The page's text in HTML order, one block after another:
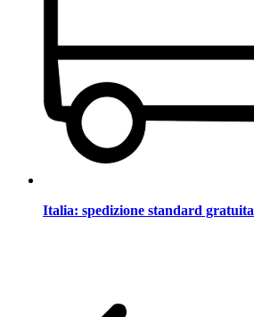
Italia: spedizione standard gratuita